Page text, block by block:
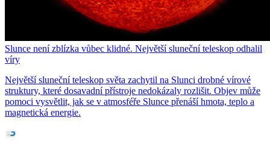
Slunce není zblízka vůbec klidné. Největší sluneční teleskop odhalil
víry
Největší sluneční teleskop světa zachytil na Slunci drobné vírové
struktury, které dosavadní přístroje nedokázaly rozlišit. Objev může
pomoci vysvětlit, jak se v atmosféře Slunce přenáší hmota, teplo a
magnetická energie.